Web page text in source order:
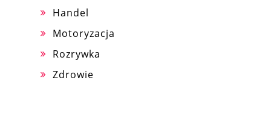
Handel
Motoryzacja
Rozrywka
Zdrowie